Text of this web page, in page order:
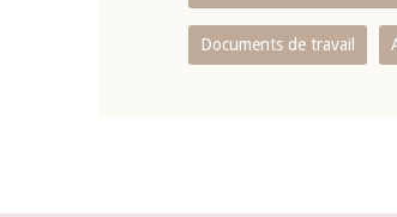
Documents de travail